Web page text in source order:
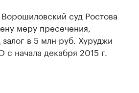
Ворошиловский суд Ростова
меру пресечения,
залог в 5 млн руб. Хуруджи
начала декабря 2015 г.